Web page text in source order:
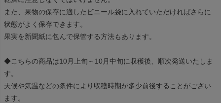
また、果物の保存に適したビニール袋に入れていただければさらに
状態がよく保存できます。
果実を新聞紙に包んで保管する方法もあります。
◆こちらの商品は10月上旬～10月中旬に収穫後、順次発送いたしま
す。
天候や気温などの条件により収穫時期が多少前後することがござい
ます。